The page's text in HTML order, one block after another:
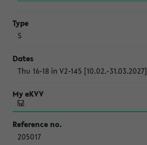
S
Thu 16-18 in V2-145 [10.02.-31.03.2027]
205017